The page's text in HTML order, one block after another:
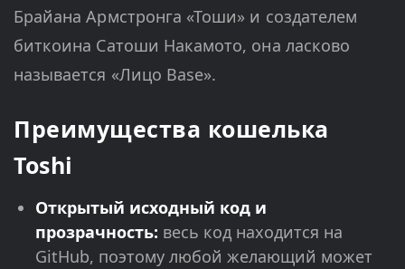
Брайана Армстронга «Тоши» и создателем
биткоина Сатоши Накамото, она ласково
называется «Лицо Base».
Преимущества кошелька
Toshi
Открытый исходный код и
прозрачность: весь код находится на
GitHub, поэтому любой желающий может